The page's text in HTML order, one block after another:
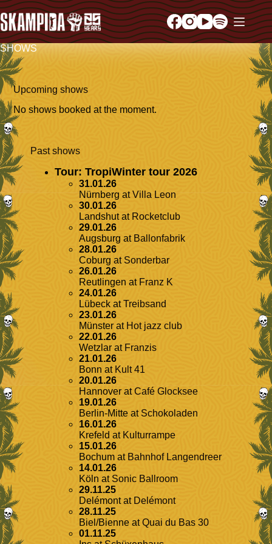
SHOWS
Upcoming shows
No shows booked at the moment.
Past shows
Tour: TropiWinter tour 2026
31.01.26
Nürnberg at Villa Leon
30.01.26
Landshut at Rocketclub
29.01.26
Augsburg at Ballonfabrik
28.01.26
Coburg at Sonderbar
26.01.26
Reutlingen at Franz K
24.01.26
Lübeck at Treibsand
23.01.26
Münster at Hot jazz club
22.01.26
Wetzlar at Franzis
21.01.26
Bonn at Kult 41
20.01.26
Hannover at Café Glocksee
19.01.26
Berlin-Mitte at Schokoladen
16.01.26
Krefeld at Kulturrampe
15.01.26
Bochum at Bahnhof Langendreer
14.01.26
Köln at Sonic Ballroom
29.11.25
Delémont at Delémont
28.11.25
Biel/Bienne at Quai du Bas 30
01.11.25